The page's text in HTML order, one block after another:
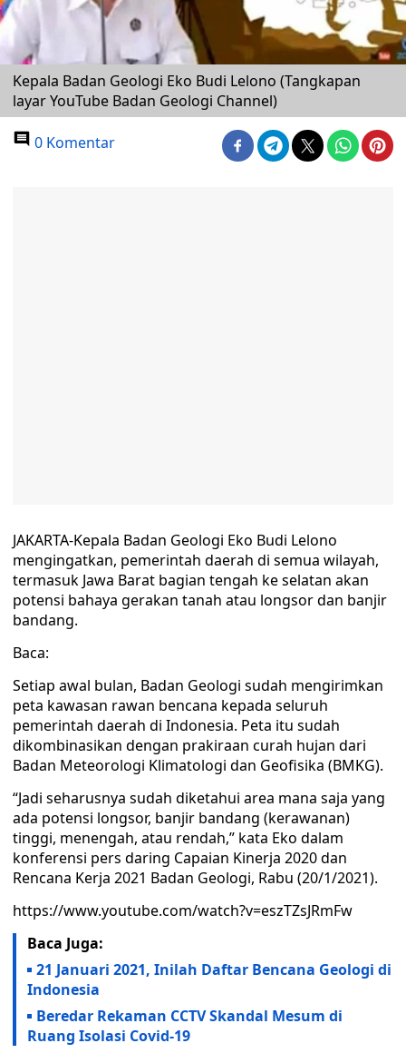
Kepala Badan Geologi Eko Budi Lelono (Tangkapan
layar YouTube Badan Geologi Channel)
0 Komentar
JAKARTA-Kepala Badan Geologi Eko Budi Lelono
mengingatkan, pemerintah daerah di semua wilayah,
termasuk Jawa Barat bagian tengah ke selatan akan
potensi bahaya gerakan tanah atau longsor dan banjir
bandang.
Baca:
Setiap awal bulan, Badan Geologi sudah mengirimkan
peta kawasan rawan bencana kepada seluruh
pemerintah daerah di Indonesia. Peta itu sudah
dikombinasikan dengan prakiraan curah hujan dari
Badan Meteorologi Klimatologi dan Geofisika (BMKG).
“Jadi seharusnya sudah diketahui area mana saja yang
ada potensi longsor, banjir bandang (kerawanan)
tinggi, menengah, atau rendah,” kata Eko dalam
konferensi pers daring Capaian Kinerja 2020 dan
Rencana Kerja 2021 Badan Geologi, Rabu (20/1/2021).
https://www.youtube.com/watch?v=eszTZsJRmFw
Baca Juga:
21 Januari 2021, Inilah Daftar Bencana Geologi di
Indonesia
Beredar Rekaman CCTV Skandal Mesum di
Ruang Isolasi Covid-19